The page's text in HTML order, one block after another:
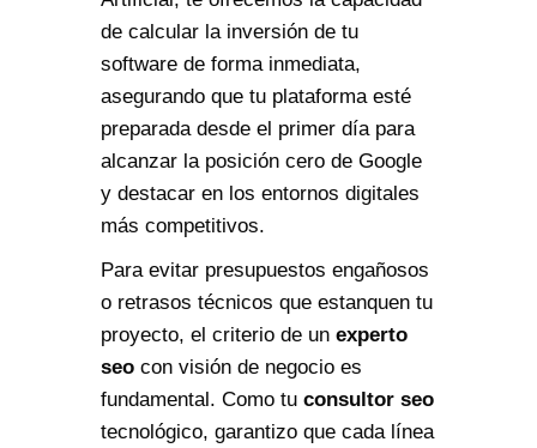
de calcular la inversión de tu
software de forma inmediata,
asegurando que tu plataforma esté
preparada desde el primer día para
alcanzar la posición cero de Google
y destacar en los entornos digitales
más competitivos.
Para evitar presupuestos engañosos
o retrasos técnicos que estanquen tu
proyecto, el criterio de un experto
seo con visión de negocio es
fundamental. Como tu consultor seo
tecnológico, garantizo que cada línea